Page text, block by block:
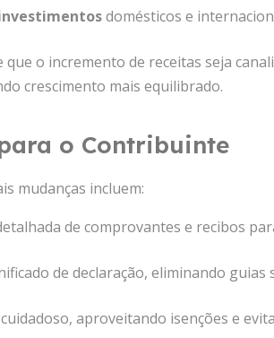
domésticos e
o incremento de receitas seja
crescimento mais equilibrado.
o Contribuinte
mudanças incluem:
de comprovantes e recibos
de declaração, eliminando guias
aproveitando isenções e